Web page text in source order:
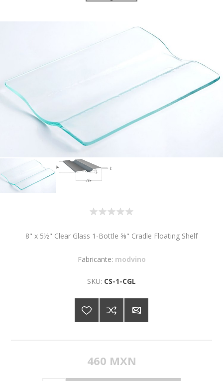
8" x 5½" Clear Glass 1-Bottle ⅝" Cradle Floating Shelf
Fabricante: modvino
SKU: CS-1-CGL
460 MXN